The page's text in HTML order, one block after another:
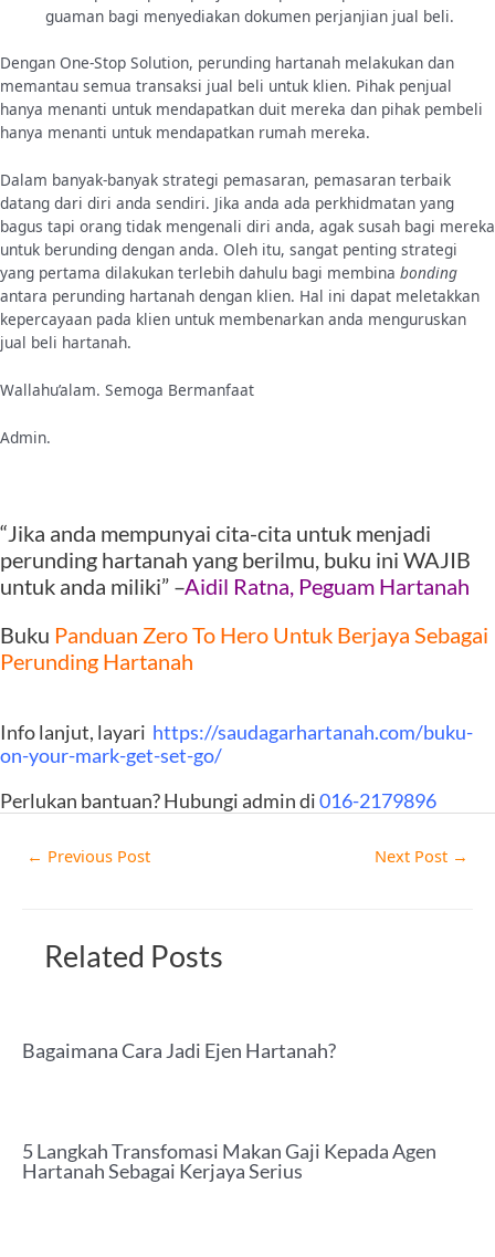
guaman bagi menyediakan dokumen perjanjian jual beli.
Dengan One-Stop Solution, perunding hartanah melakukan dan
memantau semua transaksi jual beli untuk klien. Pihak penjual
hanya menanti untuk mendapatkan duit mereka dan pihak pembeli
hanya menanti untuk mendapatkan rumah mereka.
Dalam banyak-banyak strategi pemasaran, pemasaran terbaik
datang dari diri anda sendiri. Jika anda ada perkhidmatan yang
bagus tapi orang tidak mengenali diri anda, agak susah bagi mereka
untuk berunding dengan anda. Oleh itu, sangat penting strategi
yang pertama dilakukan terlebih dahulu bagi membina bonding
antara perunding hartanah dengan klien. Hal ini dapat meletakkan
kepercayaan pada klien untuk membenarkan anda menguruskan
jual beli hartanah.
Wallahu’alam. Semoga Bermanfaat
Admin.
“Jika anda mempunyai cita-cita untuk menjadi
perunding hartanah yang berilmu, buku ini WAJIB
untuk anda miliki” –Aidil Ratna, Peguam Hartanah
Buku Panduan Zero To Hero Untuk Berjaya Sebagai
Perunding Hartanah
Info lanjut, layari https://saudagarhartanah.com/buku-
on-your-mark-get-set-go/
Perlukan bantuan? Hubungi admin di016-2179896
← Previous Post Next Post →
Related Posts
Bagaimana Cara Jadi Ejen Hartanah?
5 Langkah Transfomasi Makan Gaji Kepada Agen
Hartanah Sebagai Kerjaya Serius